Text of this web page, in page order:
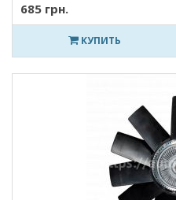
685 грн.
КУПИТЬ